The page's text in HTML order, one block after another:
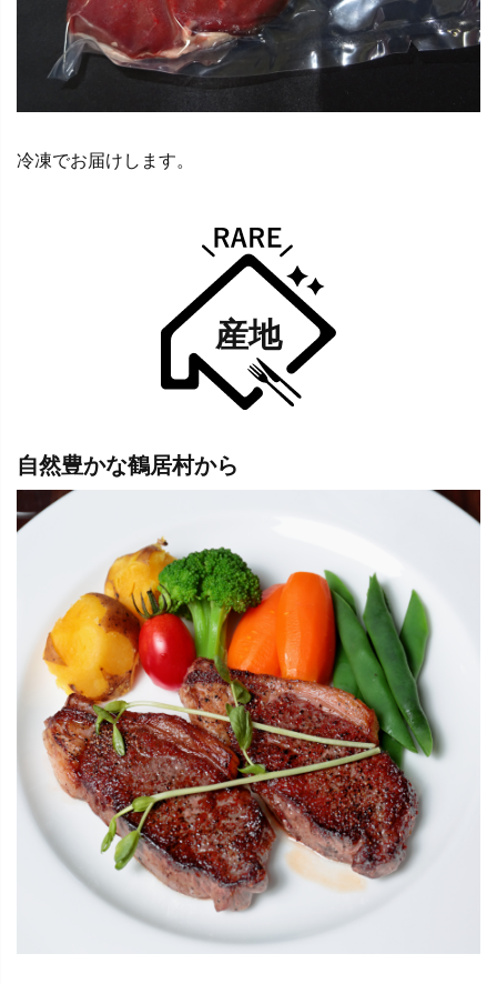
冷凍でお届けします。
産地
自然豊かな鶴居村から